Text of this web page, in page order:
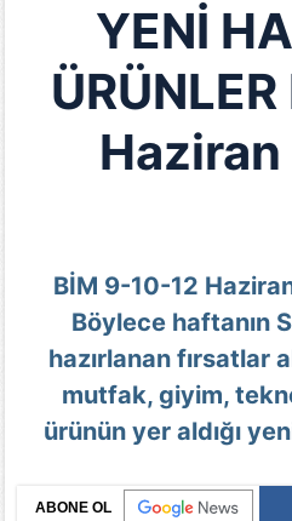
YENİ
BİM 9-10-12
Böylece haftanın
hazırlanan fırsatlar
mutfak, giyim,
ürünün yer aldığı
ABONE OL